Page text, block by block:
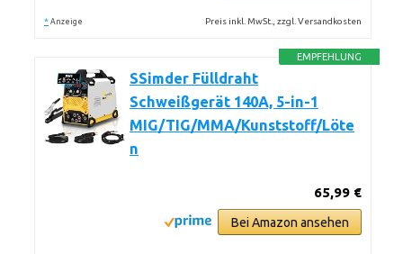
* Anzeige Preis inkl. MwSt., zzgl. Versandkosten
EMPFEHLUNG
SSimder Fülldraht
Schweißgerät 140A, 5-in-1
MIG/TIG/MMA/Kunststoff/Löte
n
65,99 €
Bei Amazon ansehen